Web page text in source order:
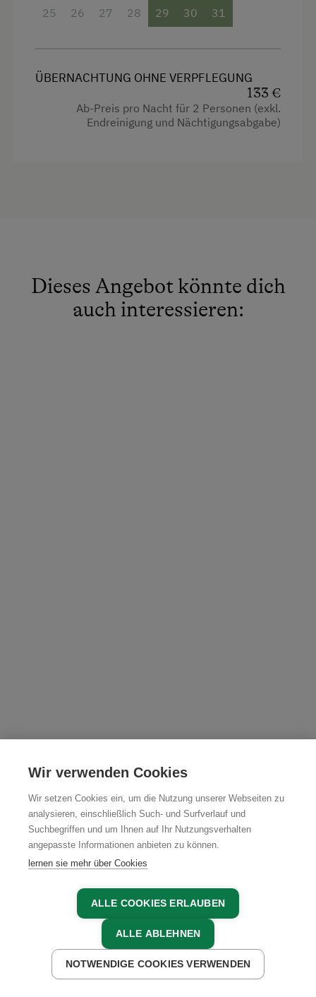
Dusche
Garten
Handtücher
Küchenausstattung
Kühlschrank
25
26
27
28
29
30
31
ÜBERNACHTUNG OHNE VERPFLEGUNG
133 €
Ab-Preis pro Nacht für 2 Personen (exkl.
Endreinigung und Nächtigungsabgabe)
Dieses Angebot könnte dich
auch interessieren:
JETZT ANFRAGEN JETZT BUCHEN
Wir verwenden Cookies
Wir setzen Cookies ein, um die Nutzung unserer Webseiten zu
analysieren, einschließlich Such- und Surfverlauf und
Suchbegriffen und um Ihnen auf Ihr Nutzungsverhalten
angepasste Informationen anbieten zu können.
lernen sie mehr über Cookies
ALLE COOKIES ERLAUBEN
ALLE ABLEHNEN
NOTWENDIGE COOKIES VERWENDEN